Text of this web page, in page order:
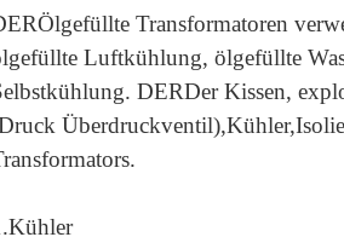
Ölgefüllte Transformatoren
Luftkühlung, ölgefüllte
DERDer Kissen,
Überdruckventil),Kühler,
Kühler